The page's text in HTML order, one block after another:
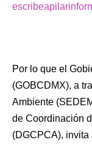
Por lo que el
(GOBCDMX), a
Ambiente
de Coordinación
(DGCPCA),